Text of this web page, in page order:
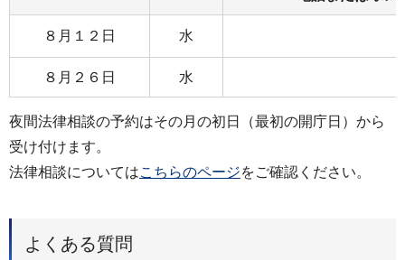
８月１２日 水
８月２６日 水
夜間法律相談の予約はその月の初日（最初の開庁日）から
受け付けます。
法律相談についてはこちらのページをご確認ください。
よくある質問